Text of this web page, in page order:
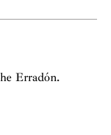
Erradón.